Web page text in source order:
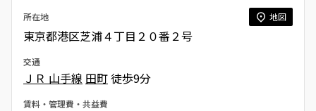
所在地 地図
東京都港区芝浦４丁目２０番２号
交通
ＪＲ 山手線 田町徒歩9分
賃料・管理費・共益費